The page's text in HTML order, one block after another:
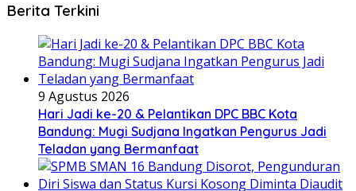
Berita Terkini
9 Agustus 2026
Hari Jadi ke-20 & Pelantikan DPC BBC Kota
Bandung: Mugi Sudjana Ingatkan Pengurus Jadi
Teladan yang Bermanfaat